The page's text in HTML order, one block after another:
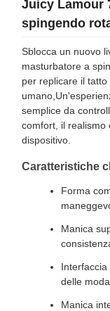
Juicy Lamour
spingendo
Sblocca un nuovo
masturbatore a
per replicare il
semplice da
comfort, il realismo
dispositivo.
Caratteristiche
Forma
Manica
delle
Manica